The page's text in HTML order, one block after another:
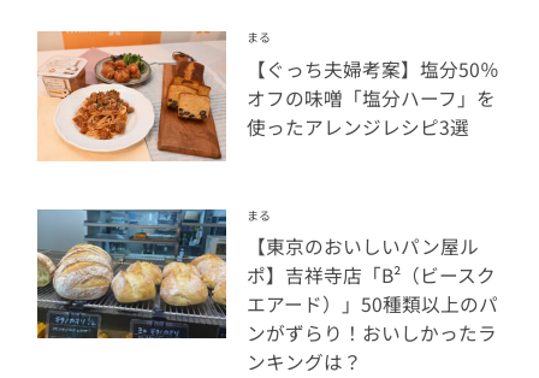
まる
【ぐっち夫婦考案】塩分50％
オフの味噌󠄀「塩分ハーフ」を
使ったアレンジレシピ3選
まる
【東京のおいしいパン屋ル
ポ】吉祥寺店「B²（ビースク
エアード）」50種類以上のパ
ンがずらり！おいしかったラ
ンキングは？